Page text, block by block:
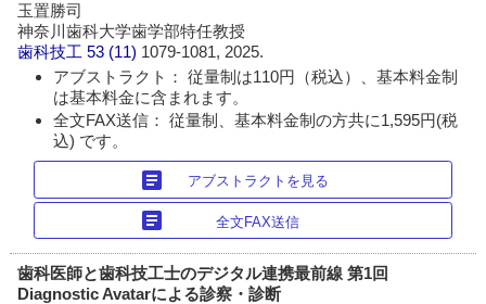
玉置勝司
神奈川歯科大学歯学部特任教授
歯科技工 53 (11) 1079-1081, 2025.
アブストラクト： 従量制は110円（税込）、基本料金制
は基本料金に含まれます。
全文FAX送信： 従量制、基本料金制の方共に1,595円(税
込) です。
article アブストラクトを見る
article 全文FAX送信
歯科医師と歯科技工士のデジタル連携最前線 第1回
Diagnostic Avatarによる診察・診断